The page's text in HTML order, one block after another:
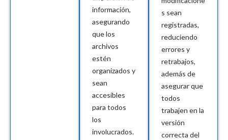
información,
asegurando
que los
archivos
estén
organizados y
sean
accesibles
para todos
los
involucrados.
s sean
registradas,
reduciendo
errores y
retrabajos,
además de
asegurar que
todos
trabajen en la
versión
correcta del